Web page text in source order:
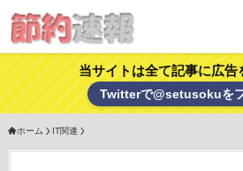
当サイトは全て記事に広告
Twitterで@setusokuを
ホーム IT関連